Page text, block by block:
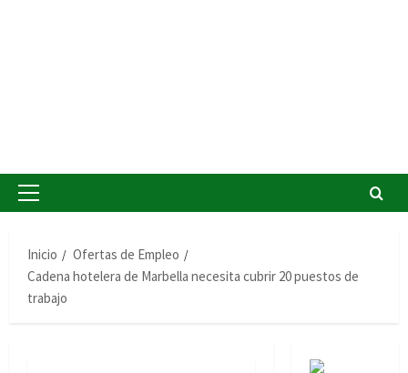
Menú
Inicio
Ofertas de Empleo
Cadena hotelera de Marbella necesita cubrir 20 puestos de
trabajo